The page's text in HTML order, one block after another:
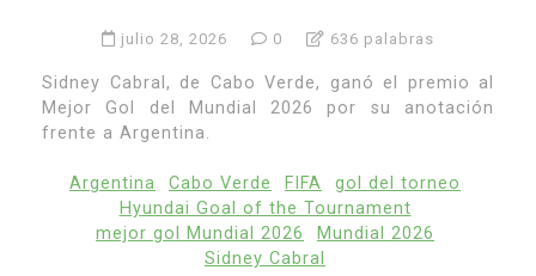
julio 28, 2026 0 636 palabras
Sidney Cabral, de Cabo Verde, ganó el premio al
Mejor Gol del Mundial 2026 por su anotación
frente a Argentina.
Argentina Cabo Verde FIFA
gol del torneo
Hyundai Goal of the Tournament
mejor gol Mundial 2026
Mundial 2026
Sidney Cabral